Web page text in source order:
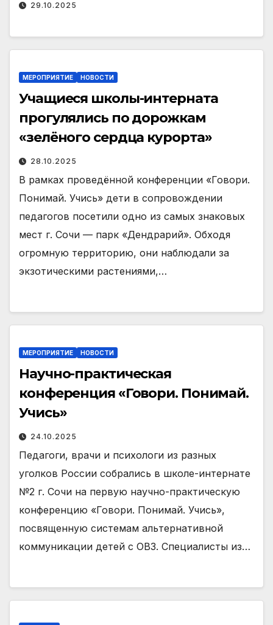
29.10.2025
МЕРОПРИЯТИЕ НОВОСТИ
Учащиеся школы-интерната
прогулялись по дорожкам
«зелёного сердца курорта»
28.10.2025
В рамках проведённой конференции «Говори.
Понимай. Учись» дети в сопровождении
педагогов посетили одно из самых знаковых
мест г. Сочи — парк «Дендрарий». Обходя
огромную территорию, они наблюдали за
экзотическими растениями,…
МЕРОПРИЯТИЕ НОВОСТИ
Научно-практическая
конференция «Говори. Понимай.
Учись»
24.10.2025
Педагоги, врачи и психологи из разных
уголков России собрались в школе-интернате
№2 г. Сочи на первую научно-практическую
конференцию «Говори. Понимай. Учись»,
посвященную системам альтернативной
коммуникации детей с ОВЗ. Специалисты из…